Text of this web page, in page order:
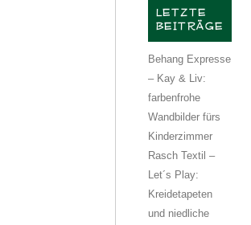
LETZTE
BEITRÄGE
Behang Expresse
– Kay & Liv:
farbenfrohe
Wandbilder fürs
Kinderzimmer
Rasch Textil –
Let´s Play:
Kreidetapeten
und niedliche